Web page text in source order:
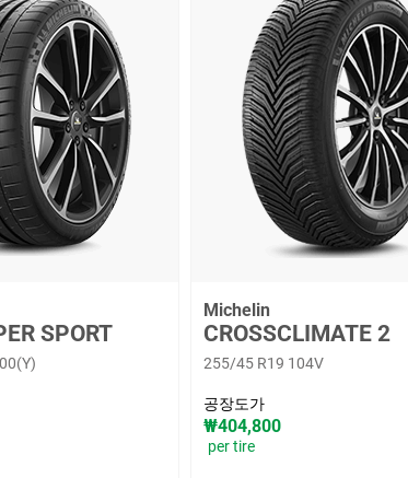
SPORT
Michelin
CROSSCLIMATE 2
255/45 R19 104V
공장도가
₩404,800
per tire